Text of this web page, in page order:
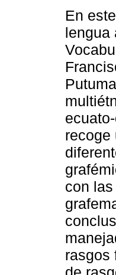
En
lengua
recoge
con
rasgos